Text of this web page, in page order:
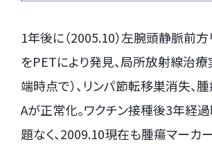
1年後に（2005.10）左腕頭静脈前
をPETにより発見、局所放射線治療
端時点で）、リンパ節転移巣消失、
Aが正常化。ワクチン接種後3年経
題なく、2009.10現在も腫瘍マーカ